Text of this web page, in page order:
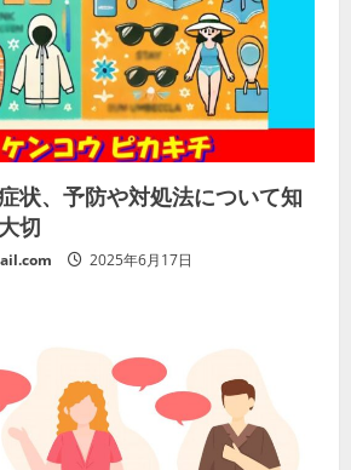
状、予防や対処法について知
切
2025年6月17日